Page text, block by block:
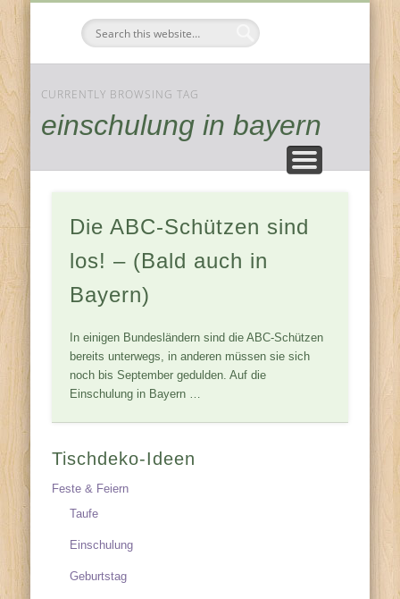
Tischdeko-
CURRENTLY BROWSING TAG
einschulung in bayern
Die ABC-Schützen sind
los! – (Bald auch in
Bayern)
In einigen Bundesländern sind die ABC-Schützen
bereits unterwegs, in anderen müssen sie sich
noch bis September gedulden. Auf die
Einschulung in Bayern …
Tischdeko-Ideen
Feste & Feiern
Taufe
Einschulung
Geburtstag